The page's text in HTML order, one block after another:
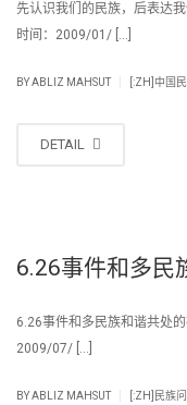
先认识我们的民族，后表达
时间：2009/01/ […]
BYABLIZ MAHSUT [:ZH]中国民
DETAIL
6.26事件和多民
6.26事件和多民族和谐共处
2009/07/ […]
BYABLIZ MAHSUT [:ZH]民族问